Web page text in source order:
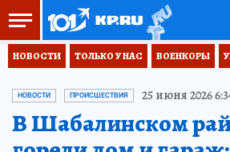
НОВОСТИ ТОЛЬКО У НАС ВОЕНКОРЫ
НОВОСТИ ПРОИСШЕСТВИЯ 25 июня 2026
В Шабалинском